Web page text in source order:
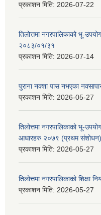
प्रकाशन मिति: 2026-07-22
तिलोत्तमा नगरपालिकाको भू-
२०८३/०१/३१
प्रकाशन मिति: 2026-07-14
पुराना नक्शा पास नभएका
प्रकाशन मिति: 2026-05-27
तिलोत्तमा नगरपालिकाको भू-
आधारहरु २०७९ (प्रथम संशोधन)
प्रकाशन मिति: 2026-05-27
तिलोत्तमा नगरपालिकाको
प्रकाशन मिति: 2026-05-27